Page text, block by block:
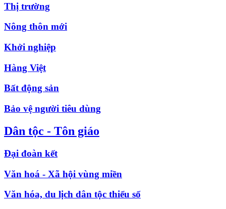
Thị trường
Nông thôn mới
Khởi nghiệp
Hàng Việt
Bất động sản
Bảo vệ người tiêu dùng
Dân tộc - Tôn giáo
Đại đoàn kết
Văn hoá - Xã hội vùng miền
Văn hóa, du lịch dân tộc thiểu số